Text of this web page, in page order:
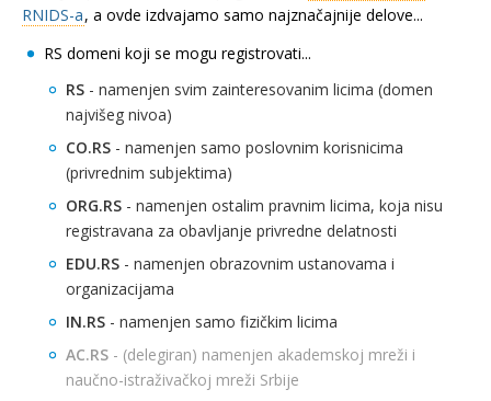
RNIDS-a, a ovde izdvajamo samo najznačajnije delove...
RS domeni koji se mogu registrovati...
RS - namenjen svim zainteresovanim licima (domen
najvišeg nivoa)
CO.RS - namenjen samo poslovnim korisnicima
(privrednim subjektima)
ORG.RS - namenjen ostalim pravnim licima, koja nisu
registravana za obavljanje privredne delatnosti
EDU.RS - namenjen obrazovnim ustanovama i
organizacijama
IN.RS - namenjen samo fizičkim licima
AC.RS - (delegiran) namenjen akademskoj mreži i
naučno-istraživačkoj mreži Srbije